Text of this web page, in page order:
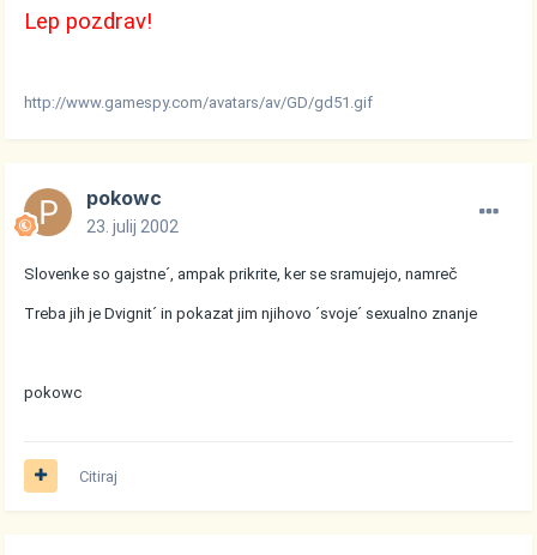
Lep pozdrav!
http://www.gamespy.com/avatars/av/GD/gd51.gif
pokowc
23. julij 2002
Slovenke so gajstne´, ampak prikrite, ker se sramujejo, namreč
Treba jih je Dvignit´ in pokazat jim njihovo ´svoje´ sexualno znanje
pokowc
Citiraj